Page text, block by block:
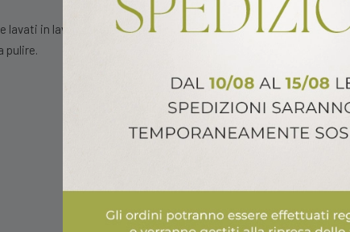
lavati in lavastoviglie (a una temperatura
pulire.